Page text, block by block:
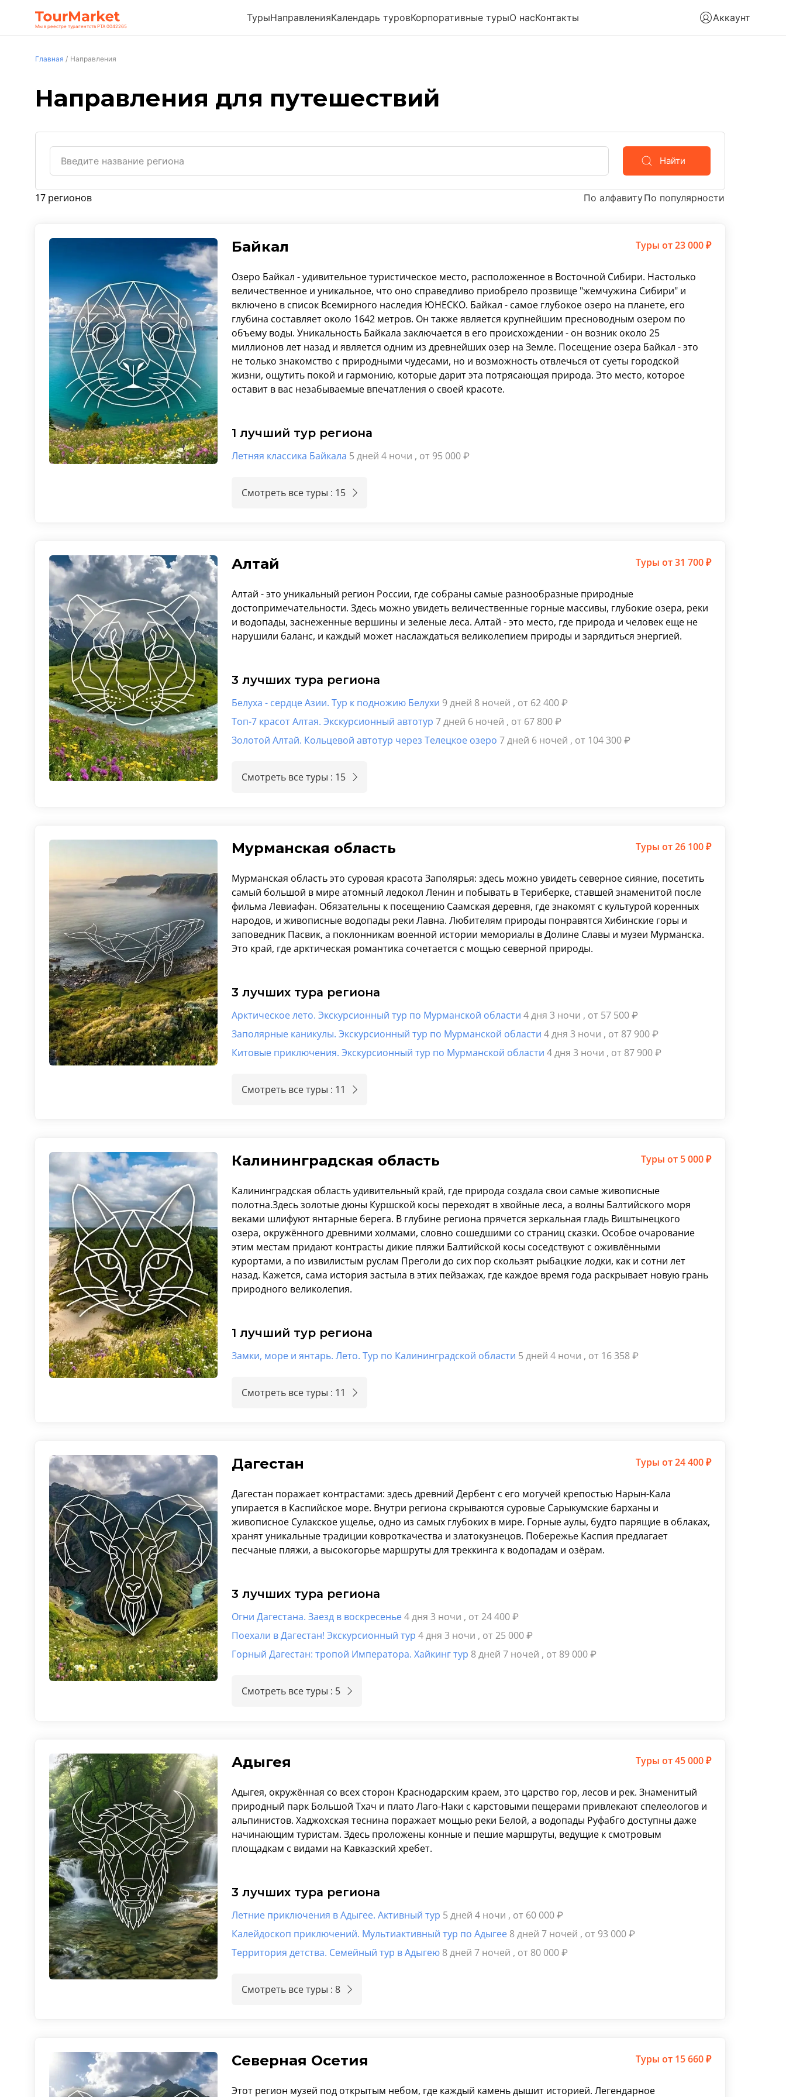
Мы в реестре турагентств РТА 0042265
ТурыНаправленияКалендарь туровКорпоративные турыО насКонтакты Аккаунт
Главная / Направления
Направления для путешествий
Найти
17 регионов По алфавитуПо популярности
Байкал Туры от 23 000 ₽
Озеро Байкал - удивительное туристическое место, расположенное в Восточной Сибири. Настолько
величественное и уникальное, что оно справедливо приобрело прозвище "жемчужина Сибири" и
включено в список Всемирного наследия ЮНЕСКО. Байкал - самое глубокое озеро на планете, его
глубина составляет около 1642 метров. Он также является крупнейшим пресноводным озером по
объему воды. Уникальность Байкала заключается в его происхождении - он возник около 25
миллионов лет назад и является одним из древнейших озер на Земле. Посещение озера Байкал - это
не только знакомство с природными чудесами, но и возможность отвлечься от суеты городской
жизни, ощутить покой и гармонию, которые дарит эта потрясающая природа. Это место, которое
оставит в вас незабываемые впечатления о своей красоте.
1 лучший тур региона
Летняя классика Байкала 5 дней 4 ночи , от 95 000 ₽
Смотреть все туры : 15
Алтай Туры от 31 700 ₽
Алтай - это уникальный регион России, где собраны самые разнообразные природные
достопримечательности. Здесь можно увидеть величественные горные массивы, глубокие озера, реки
и водопады, заснеженные вершины и зеленые леса. Алтай - это место, где природа и человек еще не
нарушили баланс, и каждый может наслаждаться великолепием природы и зарядиться энергией.
3 лучших тура региона
Белуха - сердце Азии. Тур к подножию Белухи 9 дней 8 ночей , от 62 400 ₽
Топ-7 красот Алтая. Экскурсионный автотур 7 дней 6 ночей , от 67 800 ₽
Золотой Алтай. Кольцевой автотур через Телецкое озеро 7 дней 6 ночей , от 104 300 ₽
Смотреть все туры : 15
Мурманская область Туры от 26 100 ₽
Мурманская область это суровая красота Заполярья: здесь можно увидеть северное сияние, посетить
самый большой в мире атомный ледокол Ленин и побывать в Териберке, ставшей знаменитой после
фильма Левиафан. Обязательны к посещению Саамская деревня, где знакомят с культурой коренных
народов, и живописные водопады реки Лавна. Любителям природы понравятся Хибинские горы и
заповедник Пасвик, а поклонникам военной истории мемориалы в Долине Славы и музеи Мурманска.
Это край, где арктическая романтика сочетается с мощью северной природы.
3 лучших тура региона
Арктическое лето. Экскурсионный тур по Мурманской области 4 дня 3 ночи , от 57 500 ₽
Заполярные каникулы. Экскурсионный тур по Мурманской области 4 дня 3 ночи , от 87 900 ₽
Китовые приключения. Экскурсионный тур по Мурманской области 4 дня 3 ночи , от 87 900 ₽
Смотреть все туры : 11
Калининградская область Туры от 5 000 ₽
Калининградская область удивительный край, где природа создала свои самые живописные
полотна.Здесь золотые дюны Куршской косы переходят в хвойные леса, а волны Балтийского моря
веками шлифуют янтарные берега. В глубине региона прячется зеркальная гладь Виштынецкого
озера, окружённого древними холмами, словно сошедшими со страниц сказки. Особое очарование
этим местам придают контрасты дикие пляжи Балтийской косы соседствуют с оживлёнными
курортами, а по извилистым руслам Преголи до сих пор скользят рыбацкие лодки, как и сотни лет
назад. Кажется, сама история застыла в этих пейзажах, где каждое время года раскрывает новую грань
природного великолепия.
1 лучший тур региона
Замки, море и янтарь. Лето. Тур по Калининградской области 5 дней 4 ночи , от 16 358 ₽
Смотреть все туры : 11
Дагестан Туры от 24 400 ₽
Дагестан поражает контрастами: здесь древний Дербент с его могучей крепостью Нарын-Кала
упирается в Каспийское море. Внутри региона скрываются суровые Сарыкумские барханы и
живописное Сулакское ущелье, одно из самых глубоких в мире. Горные аулы, будто парящие в облаках,
хранят уникальные традиции ковроткачества и златокузнецов. Побережье Каспия предлагает
песчаные пляжи, а высокогорье маршруты для треккинга к водопадам и озёрам.
3 лучших тура региона
Огни Дагестана. Заезд в воскресенье4 дня 3 ночи , от 24 400 ₽
Поехали в Дагестан! Экскурсионный тур 4 дня 3 ночи , от 25 000 ₽
Горный Дагестан: тропой Императора. Хайкинг тур 8 дней 7 ночей , от 89 000 ₽
Смотреть все туры : 5
Адыгея Туры от 45 000 ₽
Адыгея, окружённая со всех сторон Краснодарским краем, это царство гор, лесов и рек. Знаменитый
природный парк Большой Тхач и плато Лаго-Наки с карстовыми пещерами привлекают спелеологов и
альпинистов. Хаджохская теснина поражает мощью реки Белой, а водопады Руфабго доступны даже
начинающим туристам. Здесь проложены конные и пешие маршруты, ведущие к смотровым
площадкам с видами на Кавказский хребет.
3 лучших тура региона
Летние приключения в Адыгее. Активный тур 5 дней 4 ночи , от 60 000 ₽
Калейдоскоп приключений. Мультиактивный тур по Адыгее 8 дней 7 ночей , от 93 000 ₽
Территория детства. Семейный тур в Адыгею 8 дней 7 ночей , от 80 000 ₽
Смотреть все туры : 8
Северная Осетия Туры от 15 660 ₽
Этот регион музей под открытым небом, где каждый камень дышит историей. Легендарное